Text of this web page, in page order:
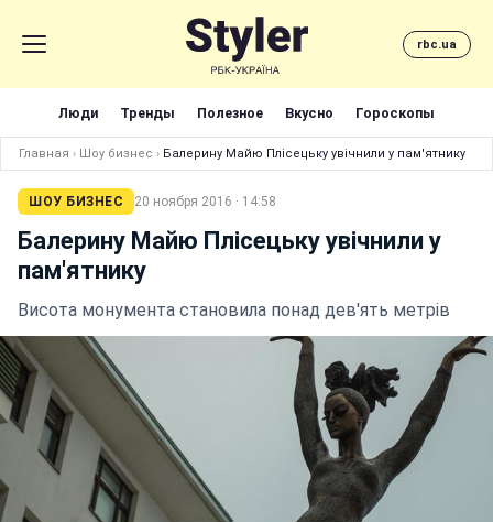
rbc.ua
Люди Тренды Полезное Вкусно Гороскопы
Главная › Шоу бизнес › Балерину Майю Плісецьку увічнили у пам'ятнику
ШОУ БИЗНЕС 20 ноября 2016 · 14:58
Балерину Майю Плісецьку увічнили у
пам'ятнику
Висота монумента становила понад дев'ять метрів